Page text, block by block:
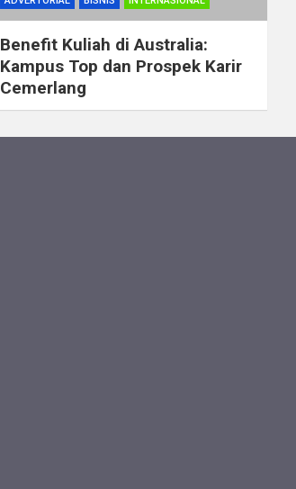
Benefit Kuliah di Australia:
Kampus Top dan Prospek Karir
Cemerlang